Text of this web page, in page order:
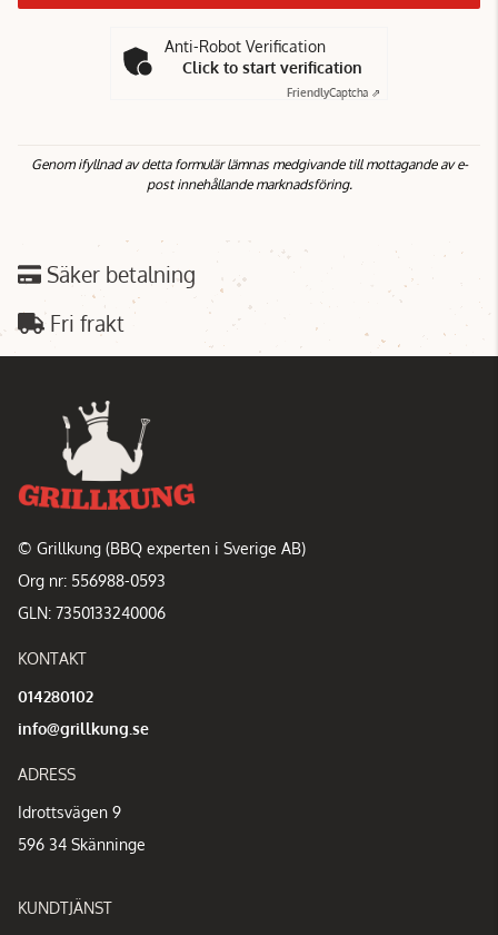
Anti-Robot Verification
Click to start verification
FriendlyCaptcha ⇗
Genom ifyllnad av detta formulär lämnas medgivande till mottagande av e-
post innehållande marknadsföring.
Säker betalning
Fri frakt
© Grillkung (BBQ experten i Sverige AB)
Org nr: 556988-0593
GLN: 7350133240006
KONTAKT
014280102
info@grillkung.se
ADRESS
Idrottsvägen 9
596 34 Skänninge
KUNDTJÄNST